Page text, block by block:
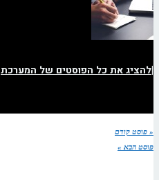
|להציג את כל הפוסטים של המערכת
« פוסט קודם
פוסט הבא »